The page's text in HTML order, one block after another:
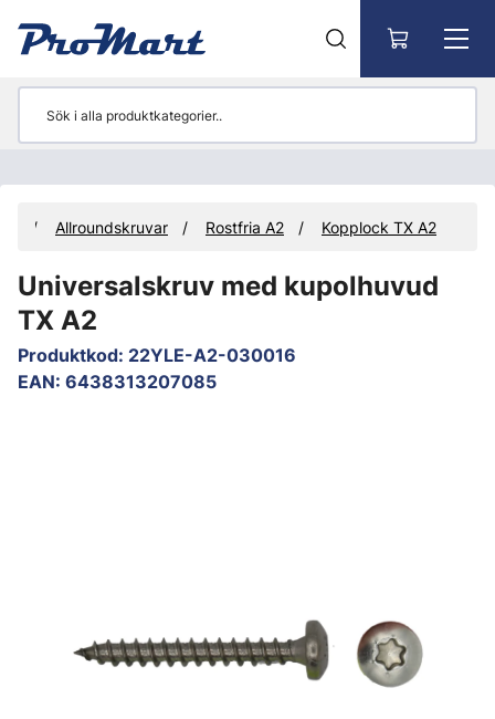
Allroundskruvar Rostfria A2 Kopplock TX A2
Universalskruv med kupolhuvud
TX A2
Produktkod: 22YLE-A2-030016
EAN: 6438313207085